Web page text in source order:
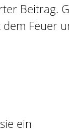
Beitrag.
Feuer
ein